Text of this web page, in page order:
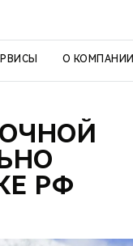
О КОМПАНИИ
РФ